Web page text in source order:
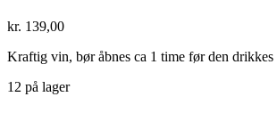
kr. 139,00
Kraftig vin, bør åbnes ca 1 time før den drikkes
12 på lager